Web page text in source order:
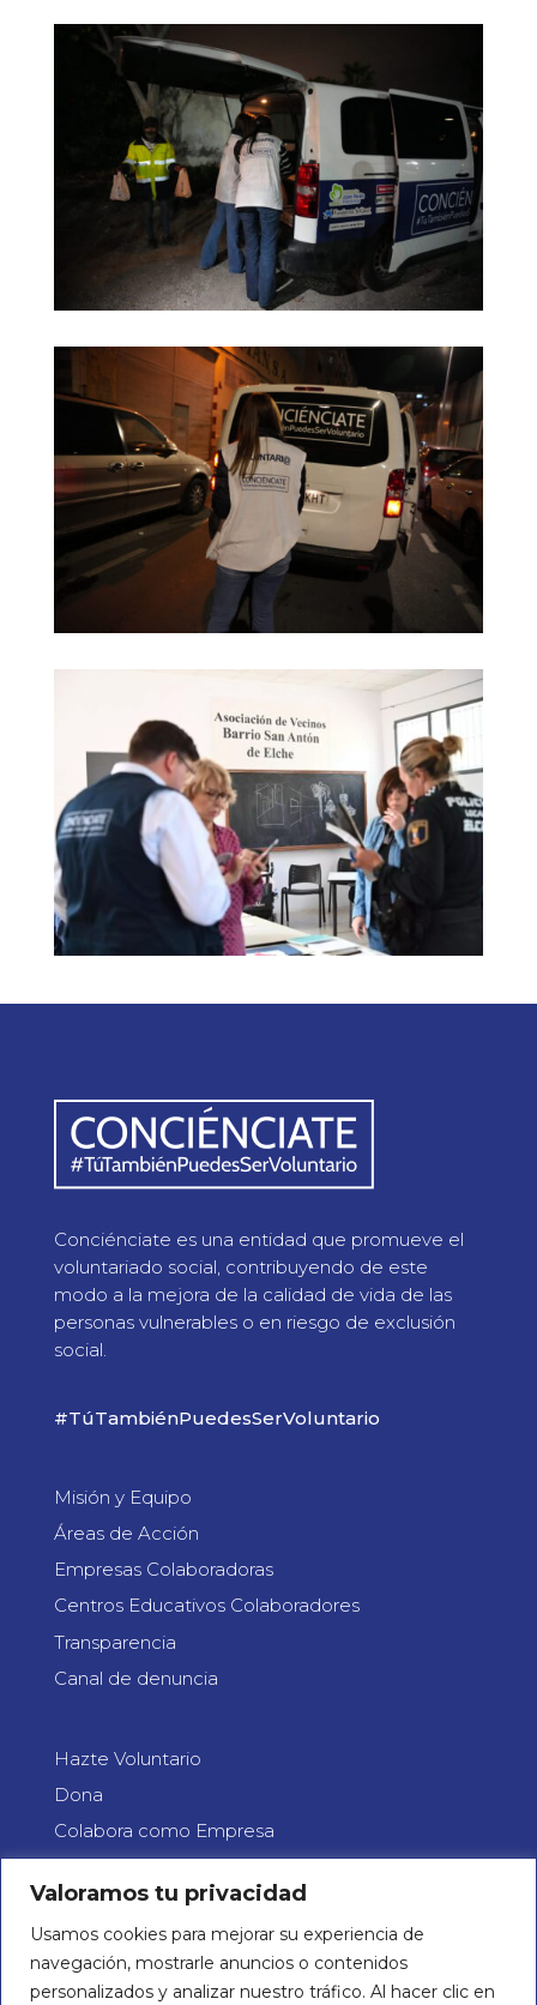
Valoramos tu privacidad
Usamos cookies para mejorar su experiencia de
navegación, mostrarle anuncios o contenidos
personalizados y analizar nuestro tráfico. Al hacer clic en
Conciénciate es una entidad que promueve el
voluntariado social, contribuyendo de este
modo a la mejora de la calidad de vida de las
personas vulnerables o en riesgo de exclusión
social.
#TúTambiénPuedesSerVoluntario
Misión y Equipo
Áreas de Acción
Empresas Colaboradoras
Centros Educativos Colaboradores
Transparencia
Canal de denuncia
Hazte Voluntario
Dona
Colabora como Empresa
03201 Elx, Alicante
Teléfono 865 55 15 11
Email: info@concienciate.es